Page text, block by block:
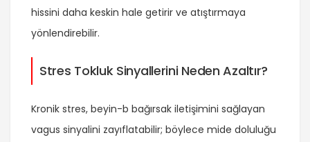
hissini daha keskin hale getirir ve atıştırmaya
yönlendirebilir.
Stres Tokluk Sinyallerini Neden Azaltır?
Kronik stres, beyin-b bağırsak iletişimini sağlayan
vagus sinyalini zayıflatabilir; böylece mide doluluğu